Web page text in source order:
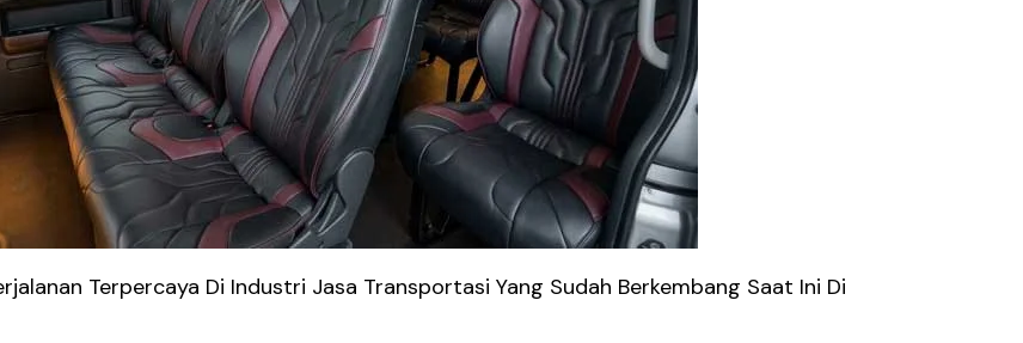
Terpercaya Di Industri Jasa Transportasi Yang Sudah Berkembang Saat Ini Di